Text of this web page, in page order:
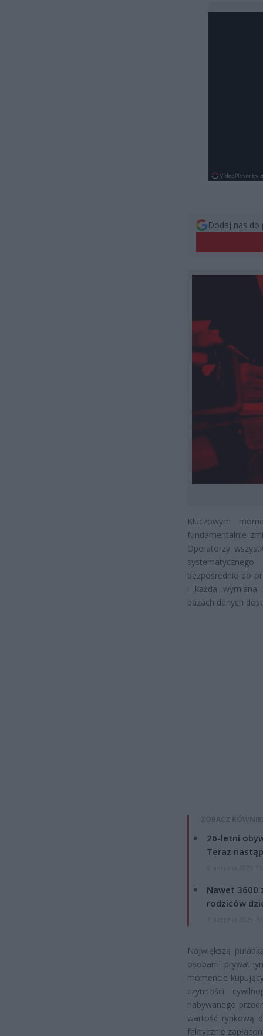
Dodaj nas do
Kluczowym
fundamentalnie
Operatorzy
bezpośrednio do
i każda wymiana
bazach danych
ZOBACZ
26-letni
Teraz
Nawet 3600
rodziców
Największą
osobami
momencie
czynności
nabywanego
wartość rynkową
faktycznie